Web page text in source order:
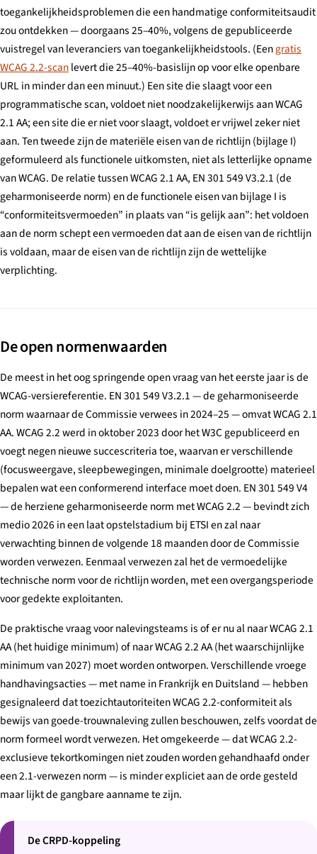
toegankelijkheidsproblemen die een handmatige conformiteitsaudit
zou ontdekken — doorgaans 25–40%, volgens de gepubliceerde
vuistregel van leveranciers van toegankelijkheidstools. (Eengratis
WCAG 2.2-scanlevert die 25–40%-basislijn op voor elke openbare
URL in minder dan een minuut.) Een site die slaagt voor een
programmatische scan, voldoet niet noodzakelijkerwijs aan WCAG
2.1 AA; een site die er niet voor slaagt, voldoet er vrijwel zeker niet
aan. Ten tweede zijn de materiële eisen van de richtlijn (bijlage I)
geformuleerd als functionele uitkomsten, niet als letterlijke opname
van WCAG. De relatie tussen WCAG 2.1 AA, EN 301 549 V3.2.1 (de
geharmoniseerde norm) en de functionele eisen van bijlage I is
“conformiteitsvermoeden” in plaats van “is gelijk aan”: het voldoen
aan de norm schept een vermoeden dat aan de eisen van de richtlijn
is voldaan, maar de eisen van de richtlijn zijn de wettelijke
verplichting.
De open normenwaarden
De meest in het oog springende open vraag van het eerste jaar is de
WCAG-versiereferentie. EN 301 549 V3.2.1 — de geharmoniseerde
norm waarnaar de Commissie verwees in 2024–25 — omvat WCAG 2.1
AA. WCAG 2.2 werd in oktober 2023 door het W3C gepubliceerd en
voegt negen nieuwe succescriteria toe, waarvan er verschillende
(focusweergave, sleepbewegingen, minimale doelgrootte) materieel
bepalen wat een conformerend interface moet doen. EN 301 549 V4
— de herziene geharmoniseerde norm met WCAG 2.2 — bevindt zich
medio 2026 in een laat opstelstadium bij ETSI en zal naar
verwachting binnen de volgende 18 maanden door de Commissie
worden verwezen. Eenmaal verwezen zal het de vermoedelijke
technische norm voor de richtlijn worden, met een overgangsperiode
voor gedekte exploitanten.
De praktische vraag voor nalevingsteams is of er nu al naar WCAG 2.1
AA (het huidige minimum) of naar WCAG 2.2 AA (het waarschijnlijke
minimum van 2027) moet worden ontworpen. Verschillende vroege
handhavingsacties — met name in Frankrijk en Duitsland — hebben
gesignaleerd dat toezichtautoriteiten WCAG 2.2-conformiteit als
bewijs van goede-trouwnaleving zullen beschouwen, zelfs voordat de
norm formeel wordt verwezen. Het omgekeerde — dat WCAG 2.2-
exclusieve tekortkomingen niet zouden worden gehandhaafd onder
een 2.1-verwezen norm — is minder expliciet aan de orde gesteld
maar lijkt de gangbare aanname te zijn.
De CRPD-koppeling